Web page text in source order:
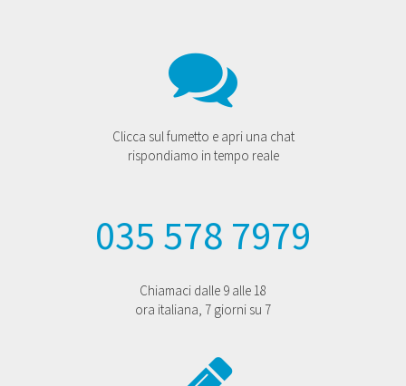
Clicca sul fumetto e apri una chat
rispondiamo in tempo reale
035 578 7979
Chiamaci dalle 9 alle 18
ora italiana, 7 giorni su 7